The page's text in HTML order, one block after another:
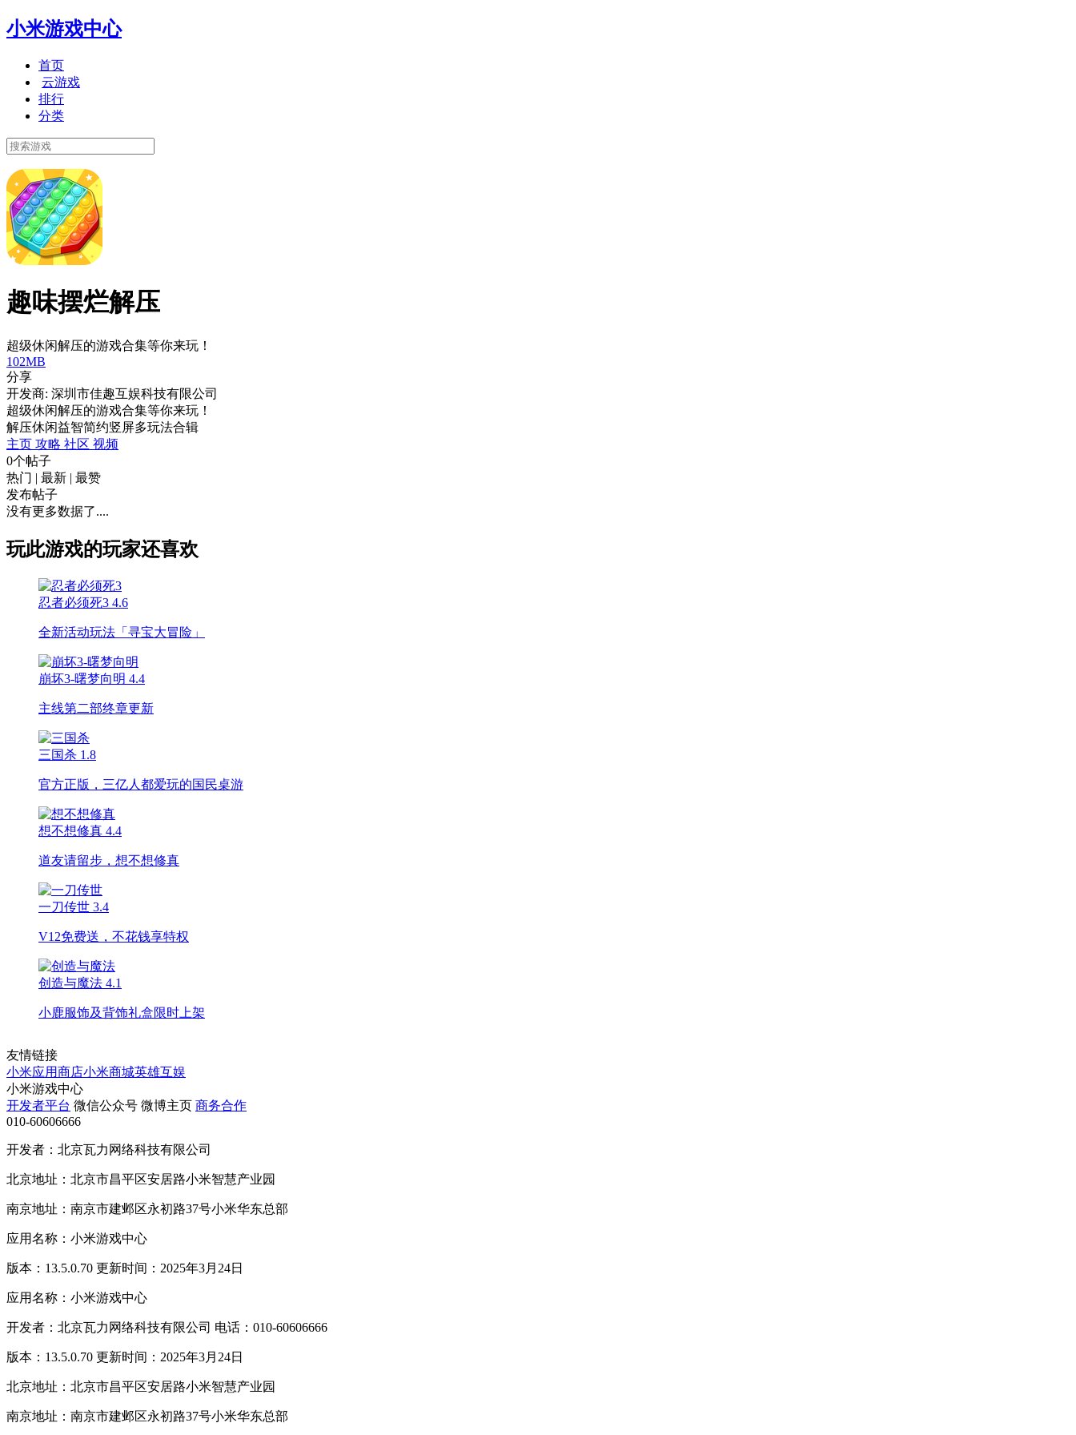
小米游戏中心
首页
云游戏
排行
分类
趣味摆烂解压
超级休闲解压的游戏合集等你来玩！
102MB
分享
开发商: 深圳市佳趣互娱科技有限公司
超级休闲解压的游戏合集等你来玩！
解压休闲益智简约竖屏多玩法合辑
主页 攻略 社区 视频
0个帖子
热门 | 最新 | 最赞
发布帖子
没有更多数据了....
玩此游戏的玩家还喜欢
忍者必须死3 4.6
全新活动玩法「寻宝大冒险」
崩坏3-曙梦向明 4.4
主线第二部终章更新
三国杀 1.8
官方正版，三亿人都爱玩的国民桌游
想不想修真 4.4
道友请留步，想不想修真
一刀传世 3.4
V12免费送，不花钱享特权
创造与魔法 4.1
小鹿服饰及背饰礼盒限时上架
友情链接
小米应用商店小米商城英雄互娱
小米游戏中心
开发者平台 微信公众号 微博主页 商务合作
010-60606666
开发者：北京瓦力网络科技有限公司
北京地址：北京市昌平区安居路小米智慧产业园
南京地址：南京市建邺区永初路37号小米华东总部
应用名称：小米游戏中心
版本：13.5.0.70 更新时间：2025年3月24日
应用名称：小米游戏中心
开发者：北京瓦力网络科技有限公司 电话：010-60606666
版本：13.5.0.70 更新时间：2025年3月24日
北京地址：北京市昌平区安居路小米智慧产业园
南京地址：南京市建邺区永初路37号小米华东总部